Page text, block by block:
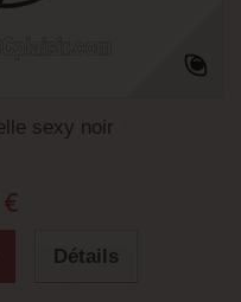
sexy noir
Détails